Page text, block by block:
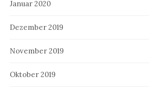
Januar 2020
Dezember 2019
November 2019
Oktober 2019